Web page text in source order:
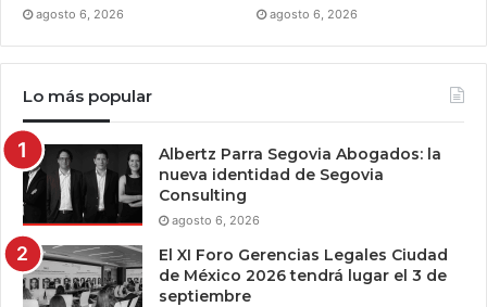
agosto 6, 2026 agosto 6, 2026
Lo más popular
Albertz Parra Segovia Abogados: la
nueva identidad de Segovia
Consulting
agosto 6, 2026
El XI Foro Gerencias Legales Ciudad
de México 2026 tendrá lugar el 3 de
septiembre